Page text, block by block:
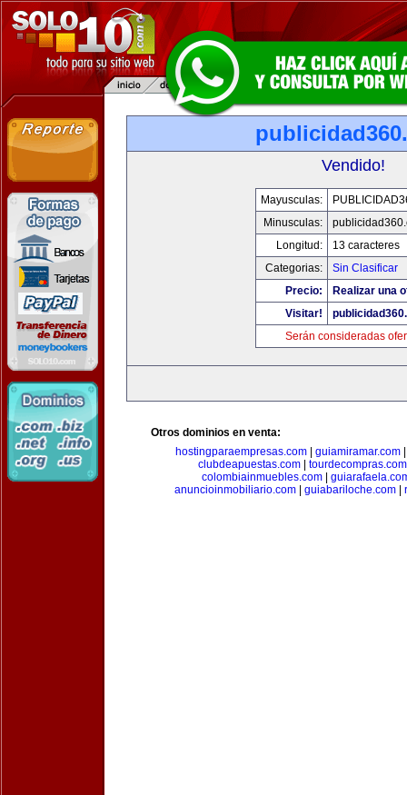
Vendido!
Mayusculas:
Minusculas:
Longitud:
13 caracteres
Categorias:
Sin Clasificar
Precio:
Realizar una
Visitar!
Serán consideradas
Otros dominios en venta:
hostingparaempresas.com
guiamiramar.com
clubdeapuestas.com
tourdecompras.com
colombiainmuebles.com
anuncioinmobiliario.com
guiabariloche.com